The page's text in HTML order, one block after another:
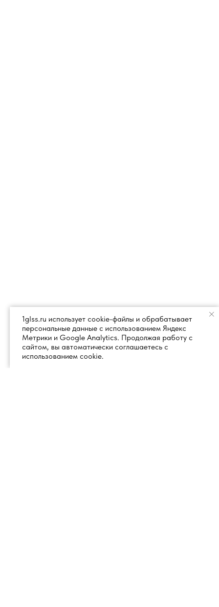
1glss.ru использует cookie-файлы и обрабатывает
персональные данные с использованием Яндекс
Метрики и Google Analytics. Продолжая работу с
сайтом, вы автоматически соглашаетесь с
использованием cookie.